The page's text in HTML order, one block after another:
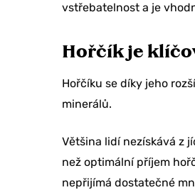
vstřebatelnost a je
Hořčík je
Hořčíku se díky jeho
minerálů.
Většina lidí nezískává z
než optimální příjem
nepřijímá dostatečné